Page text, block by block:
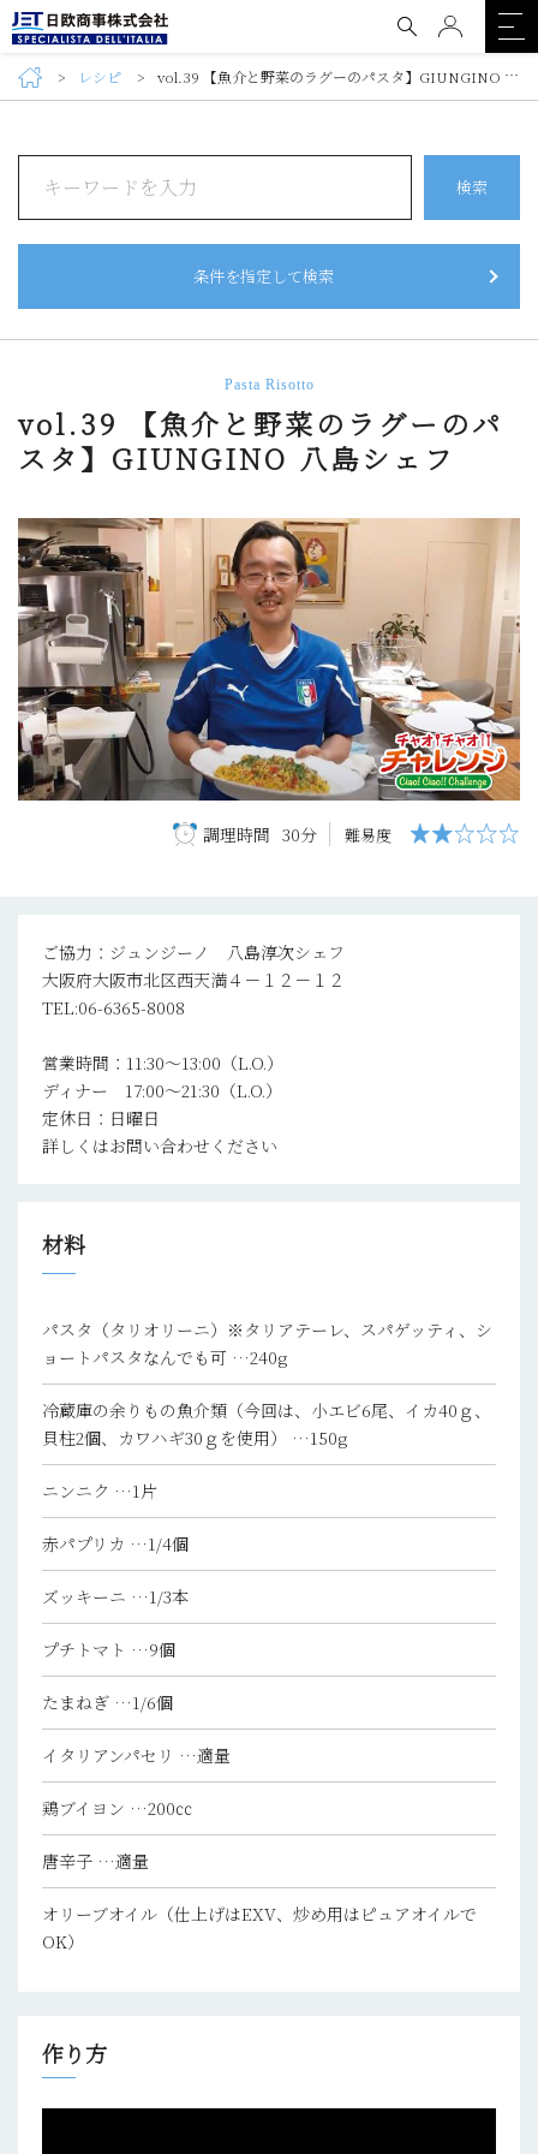
レシピ vol.39 【魚介と野菜のラグーのパスタ】GIUNGINO 八島シェフ
検索
条件を指定して検索
Pasta Risotto
vol.39 【魚介と野菜のラグーのパ
スタ】GIUNGINO 八島シェフ
調理時間 30分 難易度
ご協力：ジュンジーノ 八島淳次シェフ
大阪府大阪市北区西天満４－１２－１２
TEL:06-6365-8008
営業時間：11:30〜13:00（L.O.）
ディナー 17:00～21:30（L.O.）
定休日：日曜日
詳しくはお問い合わせください
材料
パスタ（タリオリーニ）※タリアテーレ、スパゲッティ、シ
ョートパスタなんでも可 …240g
冷蔵庫の余りもの魚介類（今回は、小エビ6尾、イカ40ｇ、
貝柱2個、カワハギ30ｇを使用）
…150g
ニンニク …1片
赤パプリカ …1/4個
ズッキーニ …1/3本
プチトマト …9個
たまねぎ …1/6個
イタリアンパセリ …適量
鶏ブイヨン …200㏄
唐辛子 …適量
オリーブオイル（仕上げはEXV、炒め用はピュアオイルで
OK）
作り方